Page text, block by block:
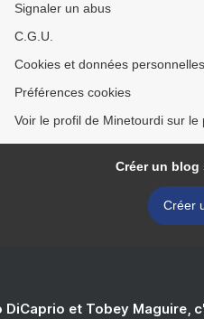
Signaler un abus
C.G.U.
Cookies et données personnelles
Préférences cookies
Voir le profil de Minetourdi sur le
Créer un blog
Créer
DiCaprio et Tobey Maguire,